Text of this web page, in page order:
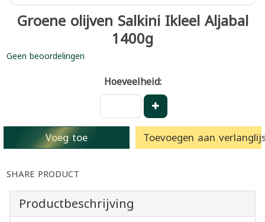
Groene olijven Salkini Ikleel Aljabal
1400g
Geen beoordelingen
Hoeveelheid:
Voeg toe Toevoegen aan
SHARE PRODUCT
Productbeschrijving